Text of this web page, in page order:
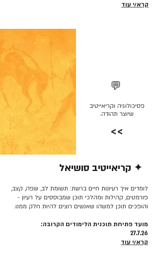
קרא/י עוד
💬
פסיכולוגיה וקריאייטיב
שיוצר תהודה.
>>
✦ קריאייטיב סושיאל
לומדים איך רעיונות חיים ברשת: תשומת לב, שפה, קצב,
פורמטים, קהילות ומהלכי תוכן שמבוססים על רעיון -
והופכים תוכן למשהו שאנשים רוצים להיות חלק ממנו.
מועד פתיחת תוכנית הלימודים הקרובה:
27.7.26
קרא/י עוד